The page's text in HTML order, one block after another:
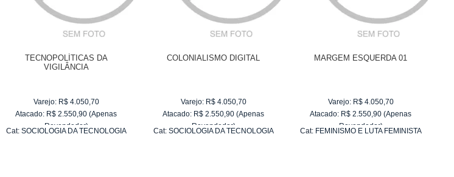
TECNOPOLÍTICAS DA
VIGILÂNCIA
Varejo: R$ 4.050,70
Atacado: R$ 2.550,90 (Apenas
Revendedor)
Cat: SOCIOLOGIA DA TECNOLOGIA
COLONIALISMO DIGITAL
Varejo: R$ 4.050,70
Atacado: R$ 2.550,90 (Apenas
Revendedor)
Cat: SOCIOLOGIA DA TECNOLOGIA
MARGEM ESQUERDA 01
Varejo: R$ 4.050,70
Atacado: R$ 2.550,90 (Apenas
Revendedor)
Cat: FEMINISMO E LUTA FEMINISTA